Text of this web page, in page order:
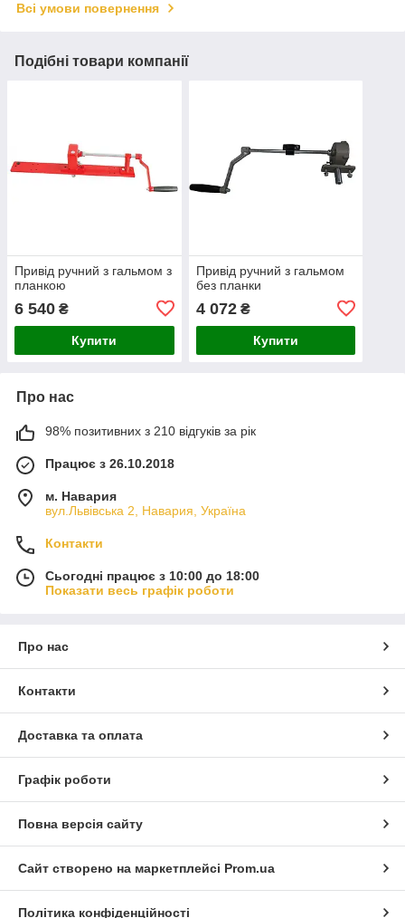
Всі умови повернення
Подібні товари компанії
Привід ручний з гальмом з
планкою
6 540 ₴
Купити
Привід ручний з гальмом
без планки
4 072₴
Купити
Про нас
98% позитивних з 210 відгуків за рік
Працює з 26.10.2018
м. Навария
вул.Львівська 2, Навария, Україна
Контакти
Сьогодні працює з 10:00 до 18:00
Показати весь графік роботи
Про нас
Контакти
Доставка та оплата
Графік роботи
Повна версія сайту
Сайт створено на маркетплейсі Prom.ua
Політика конфіденційності